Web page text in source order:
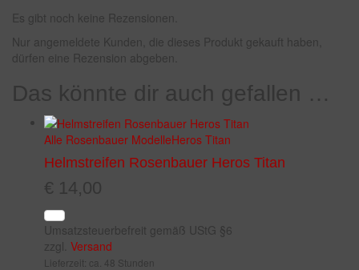
Es gibt noch keine Rezensionen.
Nur angemeldete Kunden, die dieses Produkt gekauft haben,
dürfen eine Rezension abgeben.
Das könnte dir auch gefallen …
Alle Rosenbauer ModelleHeros Titan
Helmstreifen Rosenbauer Heros Titan
€ 14,00
Umsatzsteuerbefreit gemäß UStG §6
zzgl. Versand
Lieferzeit: ca. 48 Stunden